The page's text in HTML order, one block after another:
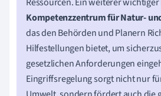
Kompetenzzentrum für Natur-
das den Behörden und Planern
Hilfestellungen bietet, um
gesetzlichen Anforderungen
Eingriffsregelung sorgt nicht nur